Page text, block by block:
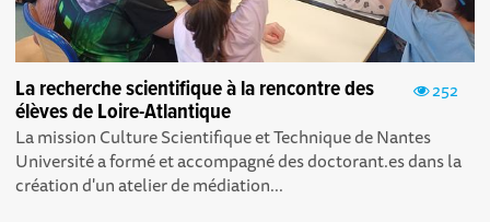
252
La recherche scientifique à la rencontre des
élèves de Loire-Atlantique
La mission Culture Scientifique et Technique de Nantes
Université a formé et accompagné des doctorant.es dans la
création d'un atelier de médiation...